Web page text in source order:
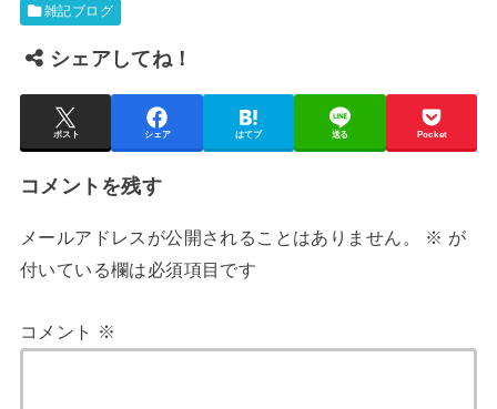
雑記ブログ
シェアしてね！
ポスト シェア はてブ 送る Pocket
コメントを残す
メールアドレスが公開されることはありません。 ※ が
付いている欄は必須項目です
コメント ※